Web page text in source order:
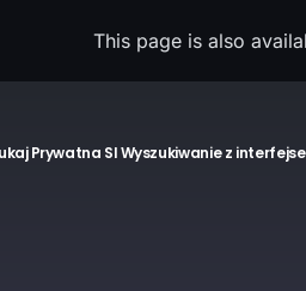
This page is also
Prywatna SIWyszukiwanie z